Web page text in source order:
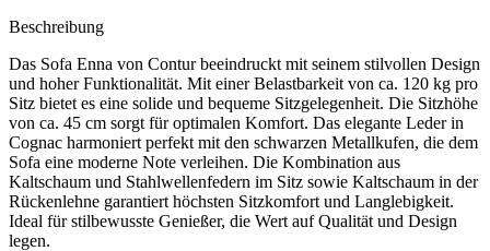
Beschreibung
Das Sofa Enna von Contur beeindruckt mit seinem stilvollen Design
und hoher Funktionalität. Mit einer Belastbarkeit von ca. 120 kg pro
Sitz bietet es eine solide und bequeme Sitzgelegenheit. Die Sitzhöhe
von ca. 45 cm sorgt für optimalen Komfort. Das elegante Leder in
Cognac harmoniert perfekt mit den schwarzen Metallkufen, die dem
Sofa eine moderne Note verleihen. Die Kombination aus
Kaltschaum und Stahlwellenfedern im Sitz sowie Kaltschaum in der
Rückenlehne garantiert höchsten Sitzkomfort und Langlebigkeit.
Ideal für stilbewusste Genießer, die Wert auf Qualität und Design
legen.